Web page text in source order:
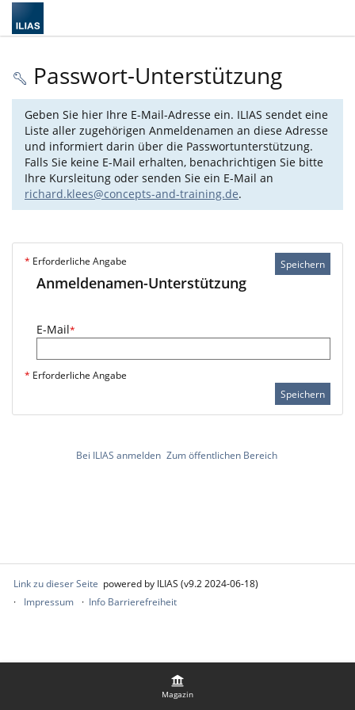
Magazin
Passwort-Unterstützung
Geben Sie hier Ihre E-Mail-Adresse ein. ILIAS sendet eine
Liste aller zugehörigen Anmeldenamen an diese Adresse
und informiert darin über die Passwortunterstützung.
Falls Sie keine E-Mail erhalten, benachrichtigen Sie bitte
Ihre Kursleitung oder senden Sie ein E-Mail an
richard.klees@concepts-and-training.de.
Speichern
* Erforderliche Angabe
Anmeldenamen-Unterstützung
E-Mail*
* Erforderliche Angabe
Speichern
Bei ILIAS anmelden Zum öffentlichen Bereich
Link zu dieser Seite powered by ILIAS (v9.2 2024-06-18)
Impressum
Info Barrierefreiheit